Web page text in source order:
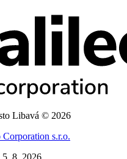
Libavá © 2026
s.r.o.
5. 8. 2026